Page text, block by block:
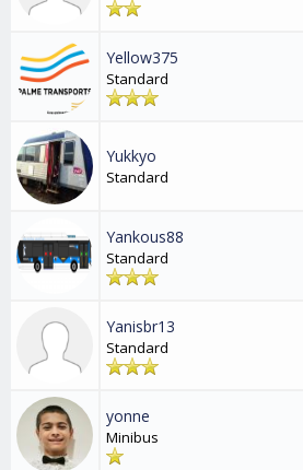
Yellow375
Standard
Yukkyo
Standard
Yankous88
Standard
Yanisbr13
Standard
yonne
Minibus